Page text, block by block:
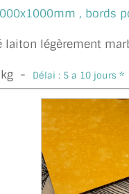
, bords
laiton légèrement
kg - Délai : 5 a 10 jours *